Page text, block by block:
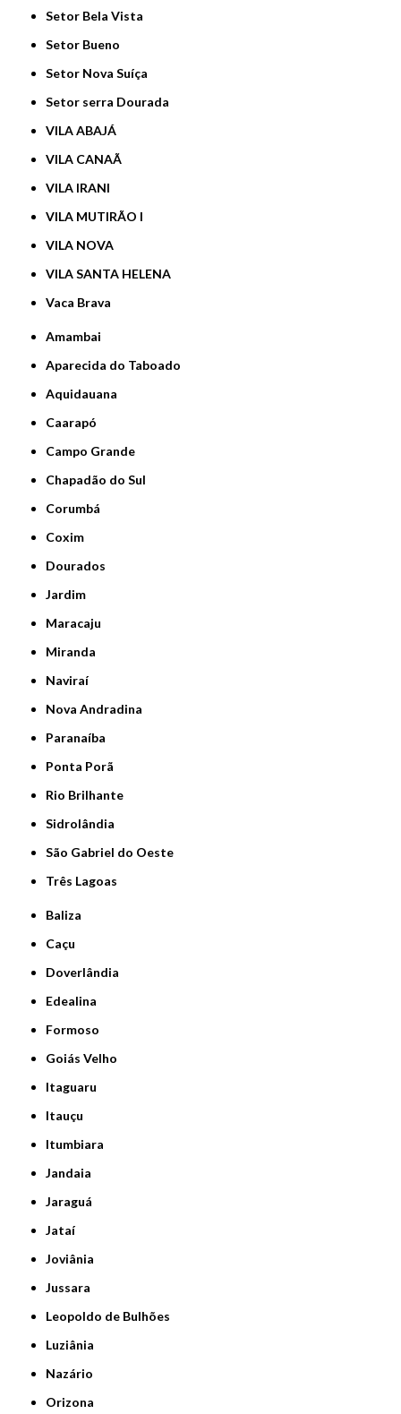
Setor Bela Vista
Setor Bueno
Setor Nova Suíça
Setor serra Dourada
VILA ABAJÁ
VILA CANAÃ
VILA IRANI
VILA MUTIRÃO I
VILA NOVA
VILA SANTA HELENA
Vaca Brava
Amambai
Aparecida do Taboado
Aquidauana
Caarapó
Campo Grande
Chapadão do Sul
Corumbá
Coxim
Dourados
Jardim
Maracaju
Miranda
Naviraí
Nova Andradina
Paranaíba
Ponta Porã
Rio Brilhante
Sidrolândia
São Gabriel do Oeste
Três Lagoas
Baliza
Caçu
Doverlândia
Edealina
Formoso
Goiás Velho
Itaguaru
Itauçu
Itumbiara
Jandaia
Jaraguá
Jataí
Joviânia
Jussara
Leopoldo de Bulhões
Luziânia
Nazário
Orizona